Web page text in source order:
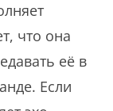
что она
её в
Если